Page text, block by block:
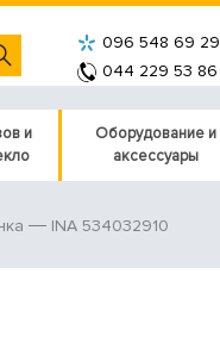
096 548 69 29
044 229 53 86
и
Оборудование и
аксессуары
INA 534032910